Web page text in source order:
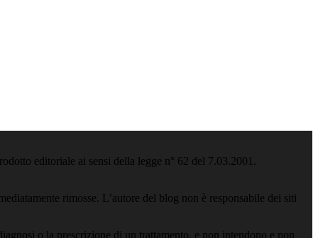
editoriale ai sensi della legge n° 62 del 7.03.2001.
rimosse. L’autore del blog non è responsabile dei siti
o la prescrizione di un trattamento, e non intendono e non